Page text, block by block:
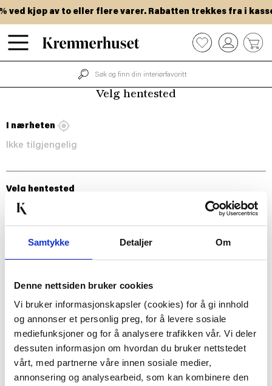
Samtykke Detaljer Om
Denne nettsiden bruker cookies
Vi bruker informasjonskapsler (cookies) for å gi innhold
og annonser et personlig preg, for å levere sosiale
mediefunksjoner og for å analysere trafikken vår. Vi deler
dessuten informasjon om hvordan du bruker nettstedet
vårt, med partnerne våre innen sosiale medier,
annonsering og analysearbeid, som kan kombinere den
Hopp
til
hovedinnhold
ved kjøp av to eller flere varer. Rabatten trekkes fra i
0
Velg hentested
I nærheten
Ikke tilgjengelig
Velg hentested
BLI MED!
Som medlem i kundeklubben vår får du
alltid laveste prisogmange fristende
tilbud!
BLI MEDLEM